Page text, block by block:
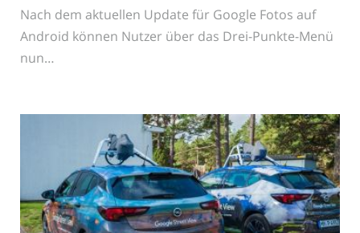
Nach dem aktuellen Update für Google Fotos auf
Android können Nutzer über das Drei-Punkte-Menü
nun…